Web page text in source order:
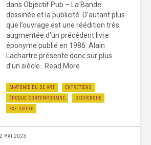
dans Objectif Pub – La Bande
dessinée et la publicité. D’autant plus
que l’ouvrage est une réédition très
augmentée d’un précédent livre
éponyme publié en 1986. Alain
Lachartre présente donc sur plus
d’un siècle...Read More
ANATOMIE DU 9E ART
ENTRETIENS
ÉPOQUE CONTEMPORAINE
RECHERCHE
XXE SIÈCLE
2 MAI 2023